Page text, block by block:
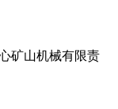
矿山机械有限责